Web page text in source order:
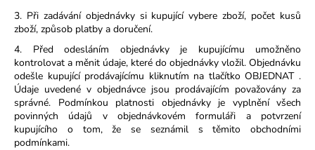
3. Při zadávání objednávky si kupující vybere zboží, počet kusů
zboží, způsob platby a doručení.
4. Před odesláním objednávky je kupujícímu umožněno
kontrolovat a měnit údaje, které do objednávky vložil. Objednávku
odešle kupující prodávajícímu kliknutím na tlačítko OBJEDNAT .
Údaje uvedené v objednávce jsou prodávajícím považovány za
správné. Podmínkou platnosti objednávky je vyplnění všech
povinných údajů v objednávkovém formuláři a potvrzení
kupujícího o tom, že se seznámil s těmito obchodními
podmínkami.